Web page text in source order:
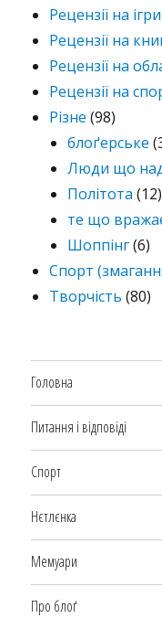
Рецензії на
Рецензії на
Рецензії на
Рецензії на
Різне (98)
блоґерське
Люди що
Політота (12)
те що
Шоппінг(6)
Спорт
Творчість (80)
Головна
Питання і відповіді
Спорт
Нєтлєнка
Мемуари
Про блоґ